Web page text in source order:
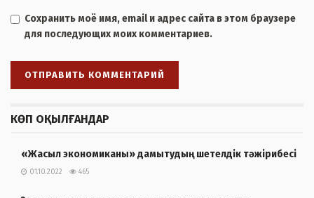
Сохранить моё имя, email и адрес сайта в этом браузере
для последующих моих комментариев.
КӨП ОҚЫЛҒАНДАР
«Жасыл экономиканы» дамытудың шетелдік тәжірибесі
01.10.2022 465